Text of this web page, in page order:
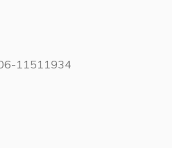
11511934